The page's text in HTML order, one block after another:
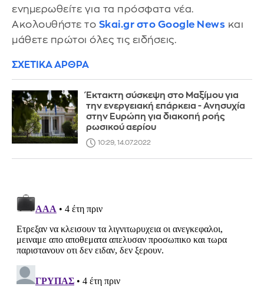
ενημερωθείτε για τα πρόσφατα νέα.
Ακολουθήστε το Skai.gr στο Google News και
μάθετε πρώτοι όλες τις ειδήσεις.
ΣΧΕΤΙΚΑ ΑΡΘΡΑ
Έκτακτη σύσκεψη στο Μαξίμου για
την ενεργειακή επάρκεια - Ανησυχία
στην Ευρώπη για διακοπή ροής
ρωσικού αερίου
10:29, 14.07.2022